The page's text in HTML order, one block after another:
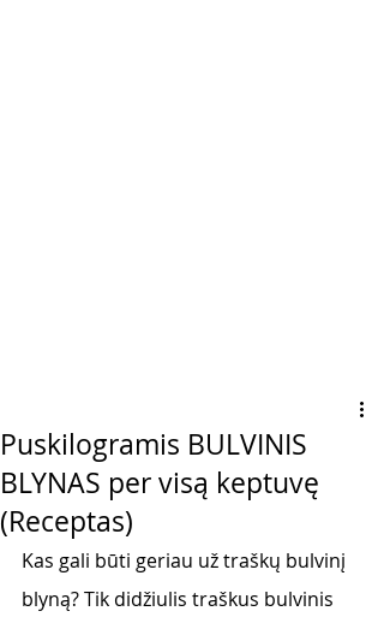
Puskilogramis BULVINIS
BLYNAS per visą keptuvę
(Receptas)
Kas gali būti geriau už traškų bulvinį
blyną? Tik didžiulis traškus bulvinis